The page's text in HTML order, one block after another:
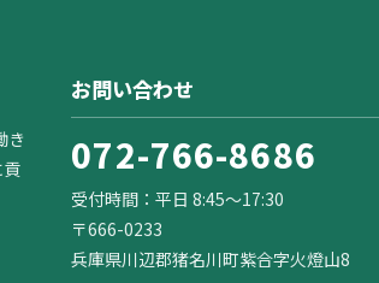
き
お問い合わせ
072-766-8686
受付時間：平日 8:45〜17:30
〒666-0233
兵庫県川辺郡猪名川町紫合字火燈山8